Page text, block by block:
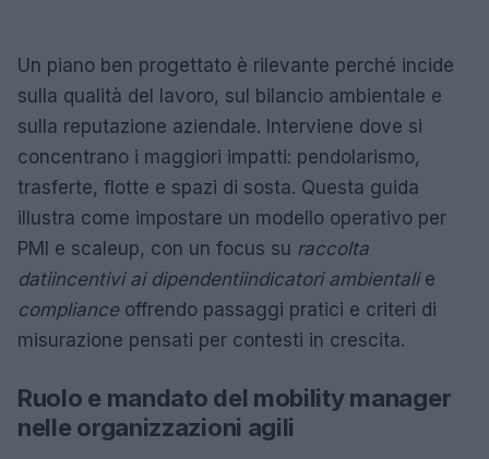
Un piano ben progettato è rilevante perché incide
sulla qualità del lavoro, sul bilancio ambientale e
sulla reputazione aziendale. Interviene dove si
concentrano i maggiori impatti: pendolarismo,
trasferte, flotte e spazi di sosta. Questa guida
illustra come impostare un modello operativo per
PMI e scaleup, con un focus su raccolta
datiincentivi ai dipendentiindicatori ambientalie
complianceoffrendo passaggi pratici e criteri di
misurazione pensati per contesti in crescita.
Ruolo e mandato del mobility manager
nelle organizzazioni agili